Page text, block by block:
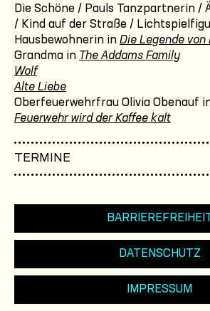
Die Schöne / Pauls Tanzpartnerin /
/ Kind auf der Straße /
Hausbewohnerin in Die Legende von
Grandma in The Addams Family
Wolf
Alte Liebe
Oberfeuerwehrfrau Olivia Obenauf
Feuerwehr wird der Kaffee kalt
TERMINE
DATENSCHUTZ
IMPRESSUM